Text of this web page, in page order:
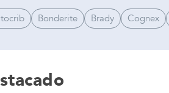
Bonderite Brady Cognex